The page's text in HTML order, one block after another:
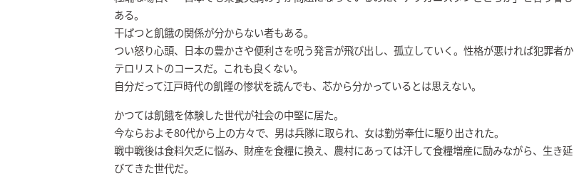
ある。
干ばつと飢餓の関係が分からない者もある。
つい怒り心頭、日本の豊かさや便利さを呪う発言が飛び出し、孤立していく。性格が悪ければ犯罪者か
テロリストのコースだ。これも良くない。
自分だって江戸時代の飢饉の惨状を読んでも、芯から分かっているとは思えない。
かつては飢餓を体験した世代が社会の中堅に居た。
今ならおよそ80代から上の方々で、男は兵隊に取られ、女は勤労奉仕に駆り出された。
戦中戦後は食料欠乏に悩み、財産を食糧に換え、農村にあっては汗して食糧増産に励みながら、生き延
びてきた世代だ。